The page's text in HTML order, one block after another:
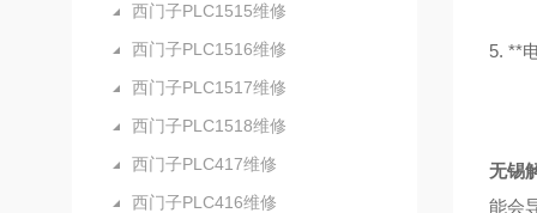
西门子PLC1515维修
西门子PLC1516维修
西门子PLC1517维修
西门子PLC1518维修
西门子PLC417维修
西门子PLC416维修
5. **
无锡
能会